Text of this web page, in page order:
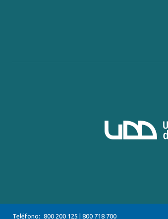
Teléfono: 800 200 125 | 800 718 700